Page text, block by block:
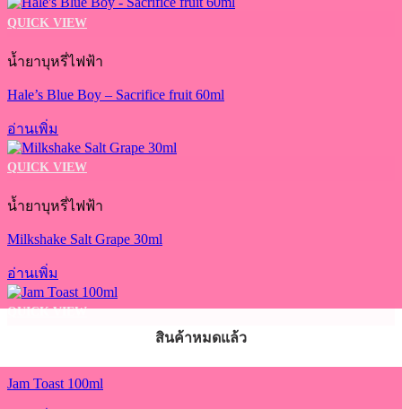
สินค้าหมดแล้ว
QUICK VIEW
สินค้าหมดแล้ว
น้ำยาบุหรี่ไฟฟ้า
Hale’s Blue Boy – Sacrifice fruit 60ml
อ่านเพิ่ม
QUICK VIEW
สินค้าหมดแล้ว
น้ำยาบุหรี่ไฟฟ้า
Milkshake Salt Grape 30ml
อ่านเพิ่ม
QUICK VIEW
Jam Toast 100ml
สินค้าหมดแล้ว
สินค้าหมดแล้ว